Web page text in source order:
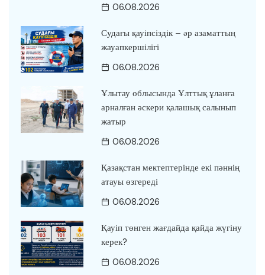
06.08.2026
Судағы қауіпсіздік – әр азаматтың
жауапкершілігі
06.08.2026
Ұлытау облысында Ұлттық ұланға
арналған әскери қалашық салынып
жатыр
06.08.2026
Қазақстан мектептерінде екі пәннің
атауы өзгереді
06.08.2026
Қауіп төнген жағдайда қайда жүгіну
керек?
06.08.2026